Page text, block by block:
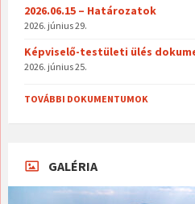
2026.06.15 – Határozatok
2026. június 29.
Képviselő-testületi ülés
2026. június 25.
TOVÁBBI DOKUMENTUMOK
GALÉRIA